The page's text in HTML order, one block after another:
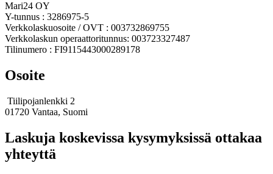
Mari24 OY
Y-tunnus : 3286975-5
Verkkolaskuosoite / OVT : 003732869755
Verkkolaskun operaattoritunnus: 003723327487
Tilinumero : FI9115443000289178
Osoite
Tiilipojanlenkki 2
01720 Vantaa, Suomi
Laskuja koskevissa kysymyksissä ottakaa
yhteyttä